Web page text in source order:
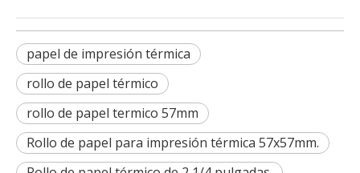
papel de impresión térmica
rollo de papel térmico
rollo de papel termico 57mm
Rollo de papel para impresión térmica 57x57mm.